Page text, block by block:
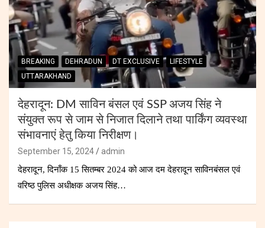
BREAKING DEHRADUN DT EXCLUSIVE
LIFESTYLE
UTTARAKHAND
देहरादून: DM साविन बंसल एवं SSP अजय सिंह ने
संयुक्त रूप से जाम से निजात दिलाने तथा पार्किंग व्यवस्था
संभावनाएं हेतु किया निरीक्षण।
September 15, 2024
admin
देहरादून, दिनाँक 15 सितम्बर 2024 को आज दम देहरादून साविनबंसल एवं
वरिष्ठ पुलिस अधीक्षक अजय सिंह…